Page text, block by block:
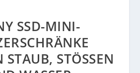
SSD-MINI-
STÖSSEN U